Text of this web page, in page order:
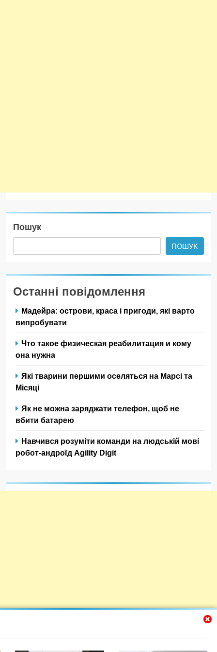
Пошук
ПОШУК
Останні повідомлення
Мадейра: острови, краса і пригоди, які варто
випробувати
Что такое физическая реабилитация и кому
она нужна
Які тварини першими оселяться на Марсі та
Місяці
Як не можна заряджати телефон, щоб не
вбити батарею
Навчився розуміти команди на людській мові
робот-андроїд Agility Digit